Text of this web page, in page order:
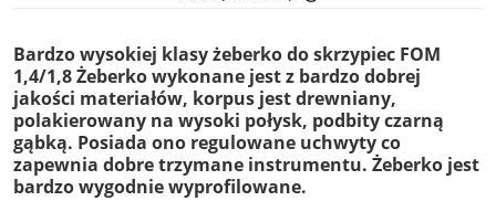
Bardzo wysokiej klasy żeberko do skrzypiec FOM
1,4/1,8 Żeberko wykonane jest z bardzo dobrej
jakości materiałów, korpus jest drewniany,
polakierowany na wysoki połysk, podbity czarną
gąbką. Posiada ono regulowane uchwyty co
zapewnia dobre trzymane instrumentu. Żeberko jest
bardzo wygodnie wyprofilowane.